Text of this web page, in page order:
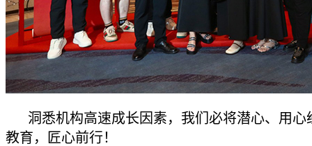
洞悉机构高速成长因素，我们必将潜心、用心
教育，匠心前行！